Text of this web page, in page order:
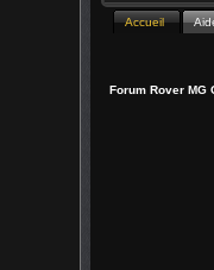
Accueil
Forum Rover MG